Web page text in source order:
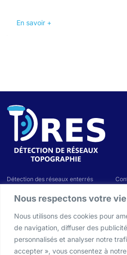
Nous respectons votre
Nous utilisons des cookies pour
de navigation, diffuser des
personnalisés et analyser notre
accepter », vous consentez à
En savoir +
Détection des réseaux enterrés
Géoréférencement
Plan et relevés topographiques
Nos chantiers
20 Place Cabardel, 13330 Pélissanne
contact@dres-13.com